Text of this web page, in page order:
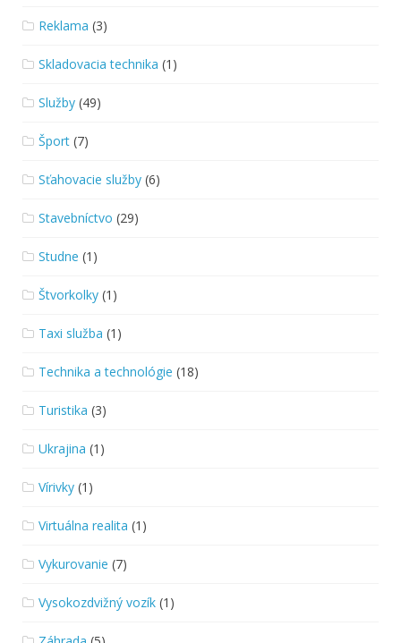
Reklama (3)
Skladovacia technika (1)
Služby (49)
Šport (7)
Sťahovacie služby (6)
Stavebníctvo (29)
Studne (1)
Štvorkolky (1)
Taxi služba (1)
Technika a technológie (18)
Turistika (3)
Ukrajina (1)
Vírivky (1)
Virtuálna realita (1)
Vykurovanie (7)
Vysokozdvižný vozík (1)